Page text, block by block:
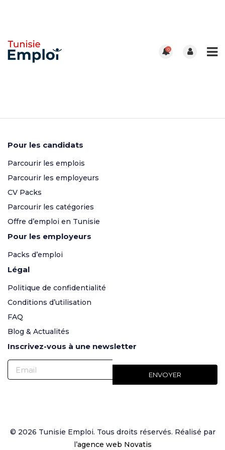
0
Pour les candidats
Parcourir les emplois
Parcourir les employeurs
CV Packs
Parcourir les catégories
Offre d’emploi en Tunisie
Pour les employeurs
Packs d’emploi
Légal
Politique de confidentialité
Conditions d’utilisation
FAQ
Blog & Actualités
Inscrivez-vous à une newsletter
© 2026 Tunisie Emploi. Tous droits réservés. Réalisé par
l’agence web Novatis